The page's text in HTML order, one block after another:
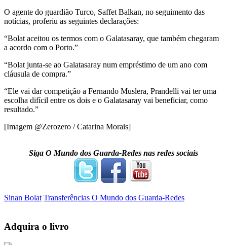
O agente do guardião Turco, Saffet Balkan, no seguimento das
notícias, proferiu as seguintes declarações:
“Bolat aceitou os termos com o Galatasaray, que também chegaram
a acordo com o Porto.”
“Bolat junta-se ao Galatasaray num empréstimo de um ano com
cláusula de compra.”
“Ele vai dar competição a Fernando Muslera, Prandelli vai ter uma
escolha difícil entre os dois e o Galatasaray vai beneficiar, como
resultado.”
[Imagem @Zerozero / Catarina Morais]
Siga O Mundo dos Guarda-Redes nas redes sociais
Sinan Bolat Transferências O Mundo dos Guarda-Redes
Adquira o livro